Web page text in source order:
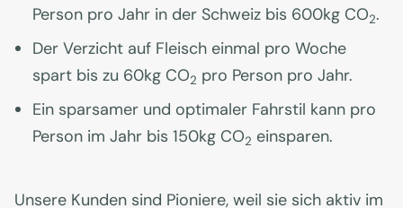
Person pro Jahr in der Schweiz bis 600kg CO2.
Der Verzicht auf Fleisch einmal pro Woche
spart bis zu 60kg CO2 pro Person pro Jahr.
Ein sparsamer und optimaler Fahrstil kann pro
Person im Jahr bis 150kg CO2 einsparen.
Unsere Kunden sind Pioniere, weil sie sich aktiv im